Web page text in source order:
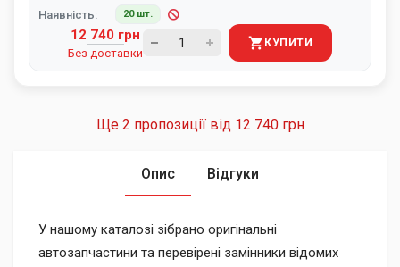
Наявність: 20 шт.
12 740 грн
Без доставки
КУПИТИ
Ще 2 пропозиції від 12 740 грн
Опис Відгуки
У нашому каталозі зібрано оригінальні
автозапчастини та перевірені замінники відомих